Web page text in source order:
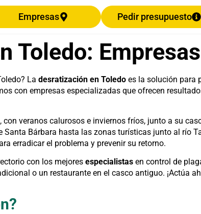
Empresas Pedir presupuesto
Toledo:
La desratización en Toledo es la solución para
con empresas especializadas que ofrecen
veranos calurosos e inviernos fríos, junto a su
Santa Bárbara hasta las zonas turísticas junto al río
erradicar el problema y prevenir su retorno.
con los mejores especialistas en control de
o un restaurante en el casco antiguo. ¡Actúa